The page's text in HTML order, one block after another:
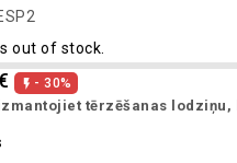
out of stock.
 - 30%
tērzēšanas